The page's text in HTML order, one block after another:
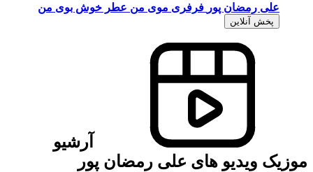
علی رمضان پور فرفری موی من عطر خوش بوی من
پخش آنلاین
آرشیو
موزیک ویدیو های علی رمضان پور